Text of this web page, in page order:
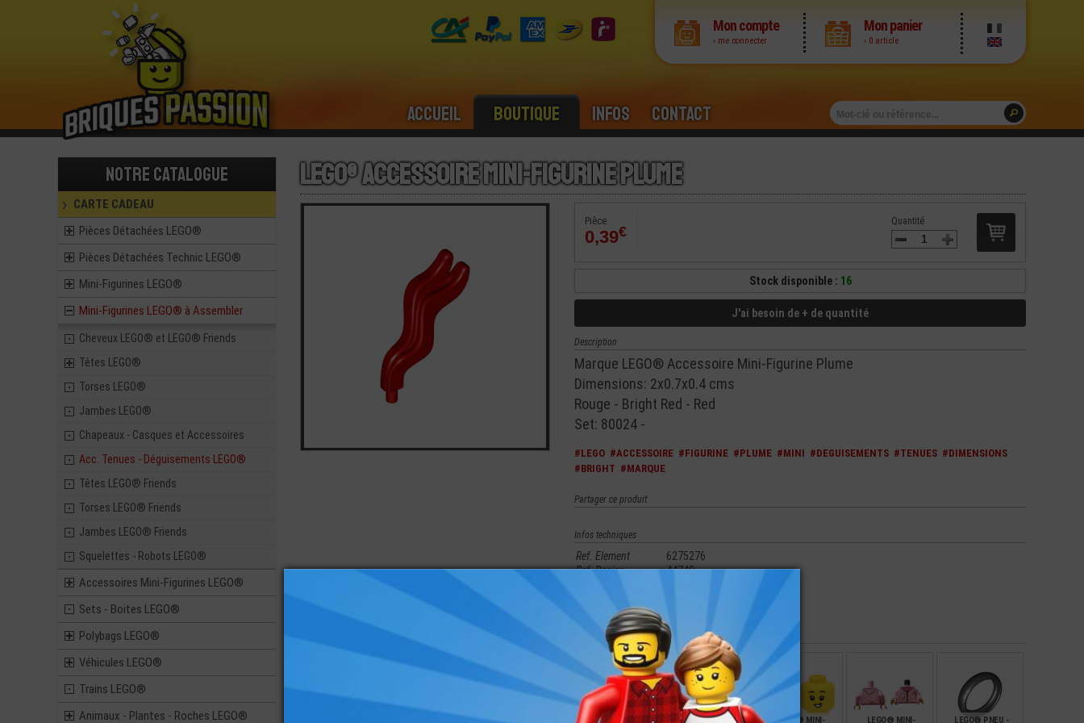
Mon compte
› me connecter
Mon panier
› 0 article
Accueil Boutique Infos Contact
Notre catalogue
CARTE CADEAU
Pièces Détachées LEGO®
Pièces Détachées Technic LEGO®
Mini-Figurines LEGO®
Mini-Figurines LEGO® à Assembler
Cheveux LEGO® et LEGO® Friends
Têtes LEGO®
Torses LEGO®
Jambes LEGO®
Chapeaux - Casques et Accessoires
Acc. Tenues - Déguisements LEGO®
Têtes LEGO® Friends
Torses LEGO® Friends
Jambes LEGO® Friends
Squelettes - Robots LEGO®
Accessoires Mini-Figurines LEGO®
Sets - Boites LEGO®
Polybags LEGO®
Véhicules LEGO®
Trains LEGO®
Animaux - Plantes - Roches LEGO®
LEGO® Accessoire Mini-Figurine Plume
Pièce
0,39€
Quantité
Stock disponible : 16
J'ai besoin de + de quantité
Description
Marque LEGO® Accessoire Mini-Figurine Plume
Dimensions: 2x0.7x0.4 cms
Rouge - Bright Red - Red
Set: 80024 -
#LEGO #ACCESSOIRE #FIGURINE #PLUME #MINI #DEGUISEMENTS #TENUES #DIMENSIONS
#BRIGHT #MARQUE
Partager ce produit
Infos techniques
Ref. Element
6275276
Ref. Design
44740
Vous aimerez aussi les produits suivants
LEGO® ACCESSOIRE
LEGO® MINI-
LEGO® MINI-
LEGO® MINI-
LEGO® MINI-
LEGO® PNEU -